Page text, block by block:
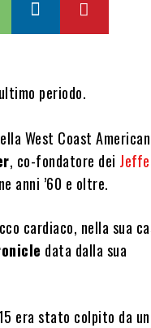
periodo.
West Coast
, co-fondatore dei
anni ’60 e oltre.
cardiaco, nella sua
data dalla sua
era stato colpito da